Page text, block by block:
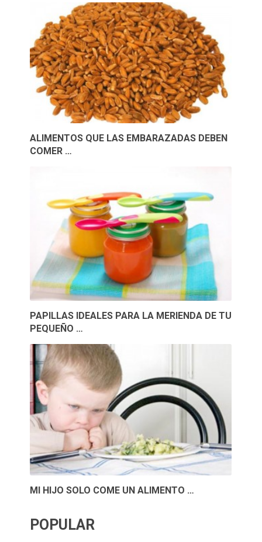
ALIMENTOS QUE LAS EMBARAZADAS DEBEN
COMER …
PAPILLAS IDEALES PARA LA MERIENDA DE TU
PEQUEÑO …
MI HIJO SOLO COME UN ALIMENTO …
POPULAR